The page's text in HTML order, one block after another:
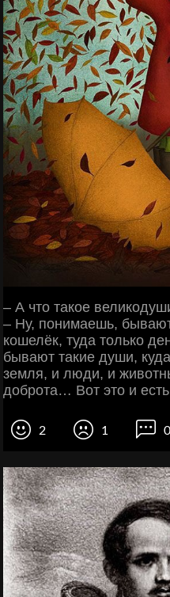
– А что такое
– Ну, понимаешь,
кошелёк, туда только
бывают такие души,
земля, и люди, и
доброта… Вот это и
2 1 0